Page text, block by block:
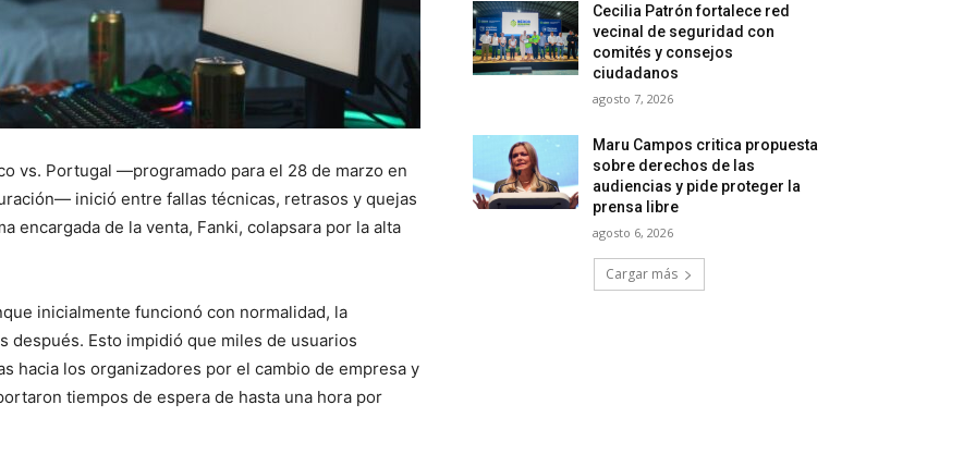
vs. Portugal —programado para el 28 de marzo en
inició entre fallas técnicas, retrasos y quejas
encargada de la venta, Fanki, colapsara por la alta
inicialmente funcionó con normalidad, la
después. Esto impidió que miles de usuarios
hacia los organizadores por el cambio de empresa y
tiempos de espera de hasta una hora por
Cecilia Patrón fortalece red
vecinal de seguridad con
comités y consejos
ciudadanos
agosto 7, 2026
Maru Campos critica propuesta
sobre derechos de las
audiencias y pide proteger la
prensa libre
agosto 6, 2026
Cargar más